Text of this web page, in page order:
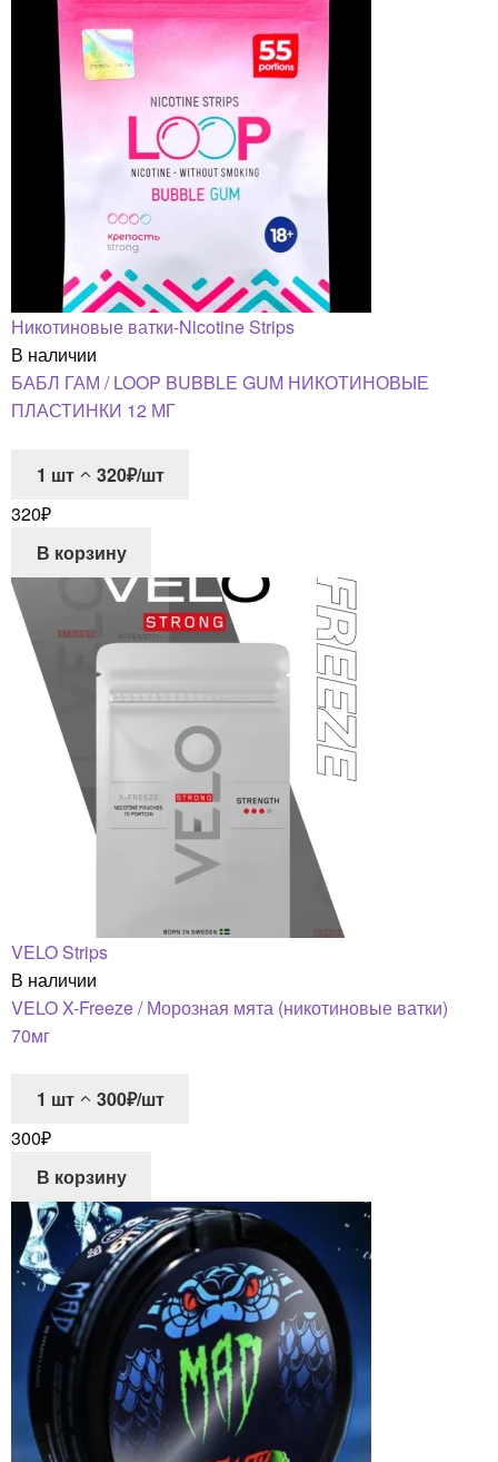
Никотиновые ватки-Nicotine Strips
В наличии
БАБЛ ГАМ / LOOP BUBBLE GUM НИКОТИНОВЫЕ
ПЛАСТИНКИ 12 МГ
1 шт
320₽/шт
320₽
В корзину
VELO Strips
В наличии
VELO X-Freeze / Морозная мята (никотиновые ватки)
70мг
1 шт
300₽/шт
300₽
В корзину